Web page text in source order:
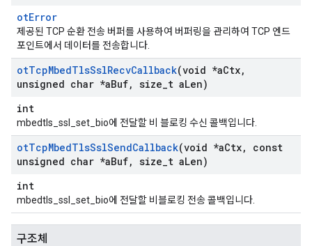
otError
제공된 TCP 순환 전송 버퍼를 사용하여 버퍼링을 관리하여 TCP 엔드
포인트에서 데이터를 전송합니다.
otTcpMbedTlsSslRecvCallback(void *aCtx,
unsigned char *aBuf, size t aLen)
int
mbedtls_ssl_set_bio에 전달할 비 블로킹 수신 콜백입니다.
otTcpMbedTlsSslSendCallback(void *aCtx,
const
unsigned char *aBuf, size t aLen)
int
mbedtls_ssl_set_bio에 전달할 비블로킹 전송 콜백입니다.
구조체